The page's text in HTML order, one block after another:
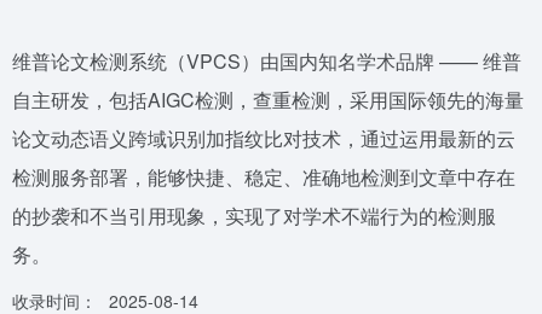
维普论文检测系统（VPCS）由国内知名学术品牌 —— 维普
自主研发，包括AIGC检测，查重检测，采用国际领先的海量
论文动态语义跨域识别加指纹比对技术，通过运用最新的云
检测服务部署，能够快捷、稳定、准确地检测到文章中存在
的抄袭和不当引用现象，实现了对学术不端行为的检测服
务。
收录时间：
2025-08-14